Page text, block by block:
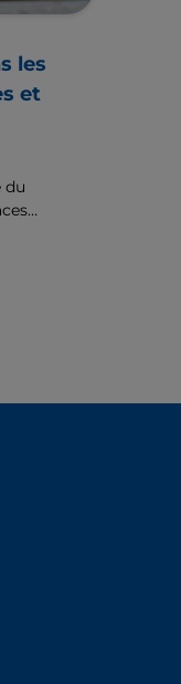
les
et
du